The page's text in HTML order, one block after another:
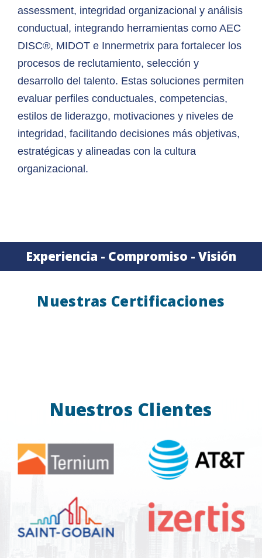
assessment, integridad organizacional y análisis
conductual, integrando herramientas como AEC
DISC®, MIDOT e Innermetrix para fortalecer los
procesos de reclutamiento, selección y
desarrollo del talento. Estas soluciones permiten
evaluar perfiles conductuales, competencias,
estilos de liderazgo, motivaciones y niveles de
integridad, facilitando decisiones más objetivas,
estratégicas y alineadas con la cultura
organizacional.
Experiencia - Compromiso - Visión
Nuestras Certificaciones
Nuestros Clientes